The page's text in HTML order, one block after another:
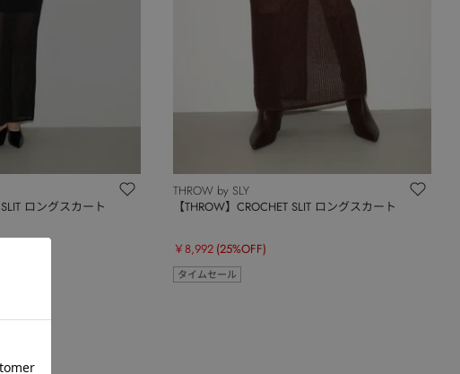
SLIT ロングスカート
THROW by SLY
【THROW】CROCHET SLIT ロングスカート
￥8,992 (25%OFF)
タイムセール